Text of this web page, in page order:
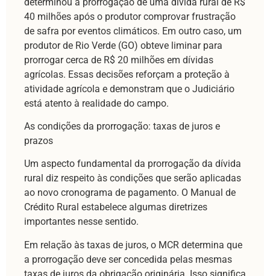
40 milhões após o produtor comprovar frustração
de safra por eventos climáticos. Em outro caso, um
produtor de Rio Verde (GO) obteve liminar para
prorrogar cerca de R$ 20 milhões em dívidas
agrícolas. Essas decisões reforçam a proteção à
atividade agrícola e demonstram que o Judiciário
está atento à realidade do campo.
As condições da prorrogação: taxas de juros e
prazos
Um aspecto fundamental da prorrogação da dívida
rural diz respeito às condições que serão aplicadas
ao novo cronograma de pagamento. O Manual de
Crédito Rural estabelece algumas diretrizes
importantes nesse sentido.
Em relação às taxas de juros, o MCR determina que
a prorrogação deve ser concedida pelas mesmas